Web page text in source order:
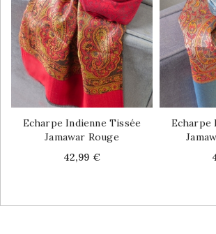
Echarpe Indienne Tissée
Jamawar Rouge
Price
42,99 €
Echarpe